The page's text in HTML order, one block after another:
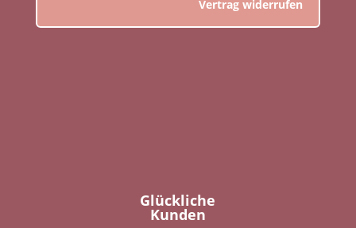
Vertrag widerrufen
Glückliche
Kunden